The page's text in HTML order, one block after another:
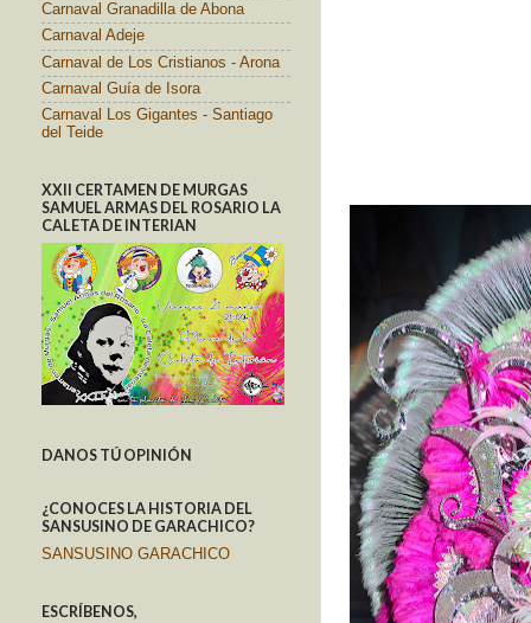
Carnaval Granadilla de Abona
Carnaval Adeje
Carnaval de Los Cristianos - Arona
Carnaval Guía de Isora
Carnaval Los Gigantes - Santiago
del Teide
XXII CERTAMEN DE MURGAS
SAMUEL ARMAS DEL ROSARIO LA
CALETA DE INTERIAN
DANOS TÚ OPINIÓN
¿CONOCES LA HISTORIA DEL
SANSUSINO DE GARACHICO?
SANSUSINO GARACHICO
ESCRÍBENOS,